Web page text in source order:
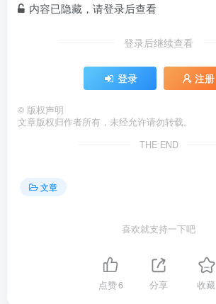
内容已隐藏，请登录后查看
登录后继续查看
登录 注册
© 版权声明
文章版权归作者所有，未经允许请勿转载。
THE END
文章
喜欢就支持一下吧
点赞6 分享 收藏